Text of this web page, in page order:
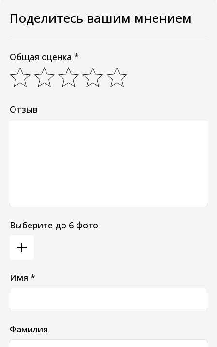
Поделитесь вашим мнением
Общая оценка *
Отзыв
Выберите до 6 фото
Имя *
Фамилия